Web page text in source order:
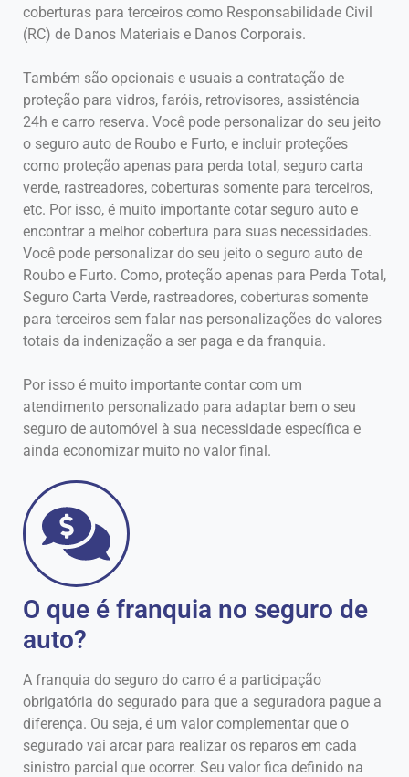
coberturas para terceiros como Responsabilidade Civil
(RC) de Danos Materiais e Danos Corporais.
Também são opcionais e usuais a contratação de
proteção para vidros, faróis, retrovisores, assistência
24h e carro reserva. Você pode personalizar do seu jeito
o seguro auto de Roubo e Furto, e incluir proteções
como proteção apenas para perda total, seguro carta
verde, rastreadores, coberturas somente para terceiros,
etc. Por isso, é muito importante cotar seguro auto e
encontrar a melhor cobertura para suas necessidades.
Você pode personalizar do seu jeito o seguro auto de
Roubo e Furto. Como, proteção apenas para Perda Total,
Seguro Carta Verde, rastreadores, coberturas somente
para terceiros sem falar nas personalizações do valores
totais da indenização a ser paga e da franquia.
Por isso é muito importante contar com um
atendimento personalizado para adaptar bem o seu
seguro de automóvel à sua necessidade específica e
ainda economizar muito no valor final.
O que é franquia no seguro de
auto?
A franquia do seguro do carro é a participação
obrigatória do segurado para que a seguradora pague a
diferença. Ou seja, é um valor complementar que o
segurado vai arcar para realizar os reparos em cada
sinistro parcial que ocorrer. Seu valor fica definido na